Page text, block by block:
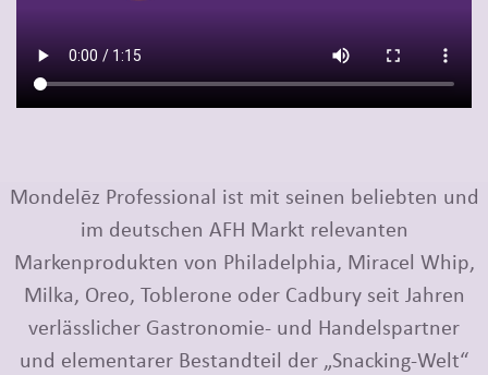
Mondelēz Professional ist mit seinen beliebten und
im deutschen AFH Markt relevanten
Markenprodukten von Philadelphia, Miracel Whip,
Milka, Oreo, Toblerone oder Cadbury seit Jahren
verlässlicher Gastronomie- und Handelspartner
und elementarer Bestandteil der „Snacking-Welt“